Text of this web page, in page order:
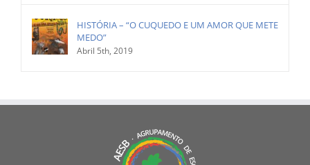
HISTÓRIA – “O CUQUEDO E UM AMOR QUE METE
MEDO”
Abril 5th, 2019